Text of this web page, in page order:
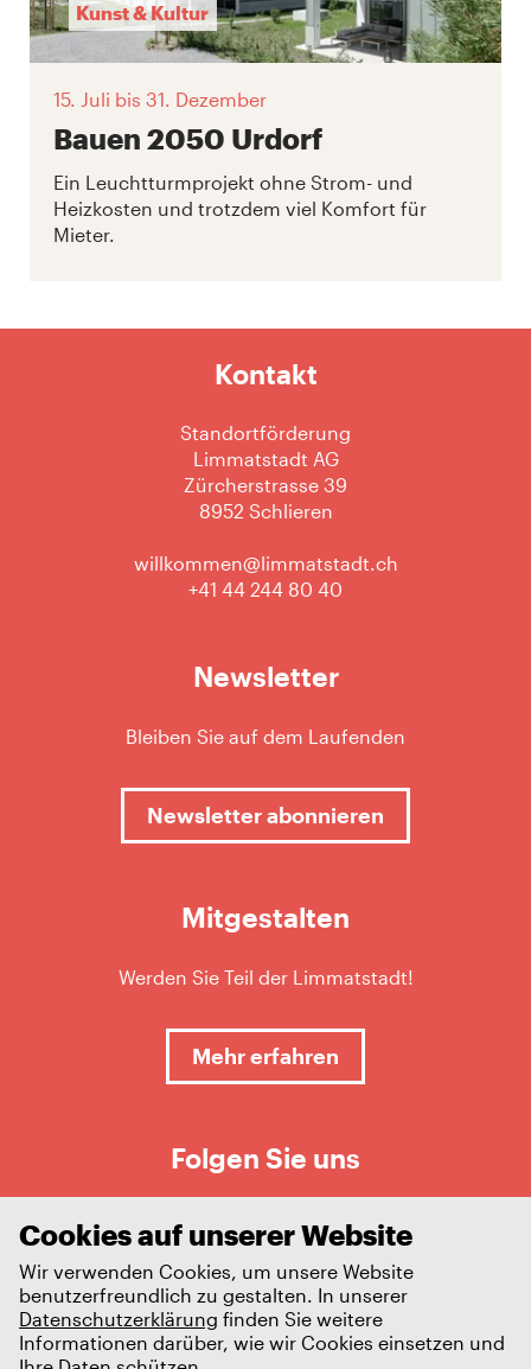
Kunst & Kultur
15. Juli bis 31. Dezember
Bauen 2050 Urdorf
Ein Leuchtturmprojekt ohne Strom- und
Heizkosten und trotzdem viel Komfort für
Mieter.
Kontakt
Standortförderung
Limmatstadt AG
Zürcherstrasse 39
8952 Schlieren
willkommen@limmatstadt.ch
+41 44 244 80 40
Newsletter
Bleiben Sie auf dem Laufenden
Newsletter abonnieren
Mitgestalten
Werden Sie Teil der Limmatstadt!
Mehr erfahren
Folgen Sie uns
Cookies auf unserer Website
Wir verwenden Cookies, um unsere Website
benutzerfreundlich zu gestalten. In unserer
Datenschutzerklärung finden Sie weitere
Informationen darüber, wie wir Cookies einsetzen und